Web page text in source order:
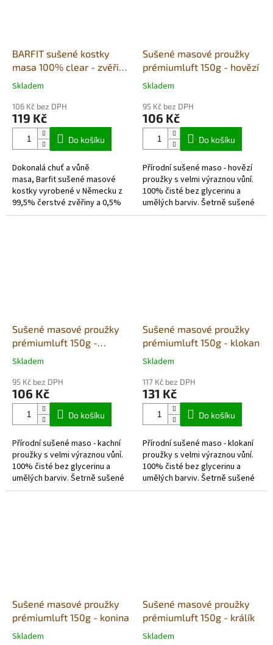
BARFIT sušené kostky
masa 100% clear - zvěřina
200g
Průměrné
produktu
je
hvězdiček.
Skladem
106 Kč bez DPH
119 Kč
Do košíku
Dokonalá chuť a vůně
masa, Barfit sušené masové
kostky vyrobené v Německu z
99,5% čerstvé zvěřiny a 0,5%
rozdrcených skořápek mušlí
Sušené masové proužky
prémiumluft 150g - hovězí
Průměrné
produktu
je
hvězdiček.
Skladem
95 Kč bez DPH
106 Kč
Do košíku
Přírodní sušené maso - hovězí
proužky s velmi výraznou vůní.
100% čisté bez glycerinu a
umělých barviv. Šetrně sušené
vzduchem v potravinářské
Sušené masové proužky
prémiumluft 150g -
kachna
Průměrné
produktu
je
hvězdiček.
Skladem
95 Kč bez DPH
106 Kč
Do košíku
Přírodní sušené maso - kachní
proužky s velmi výraznou vůní.
100% čisté bez glycerinu a
umělých barviv. Šetrně sušené
vzduchem v potravinářské
Sušené masové proužky
prémiumluft 150g - klokan
Průměrné
produktu
je
hvězdiček.
Skladem
117 Kč bez DPH
131 Kč
Do košíku
Přírodní sušené maso - klokaní
proužky s velmi výraznou vůní.
100% čisté bez glycerinu a
umělých barviv. Šetrně sušené
vzduchem v potravinářské
Sušené masové proužky
prémiumluft 150g - konina
Průměrné
Skladem
Sušené masové proužky
prémiumluft 150g - králík
Průměrné
Skladem